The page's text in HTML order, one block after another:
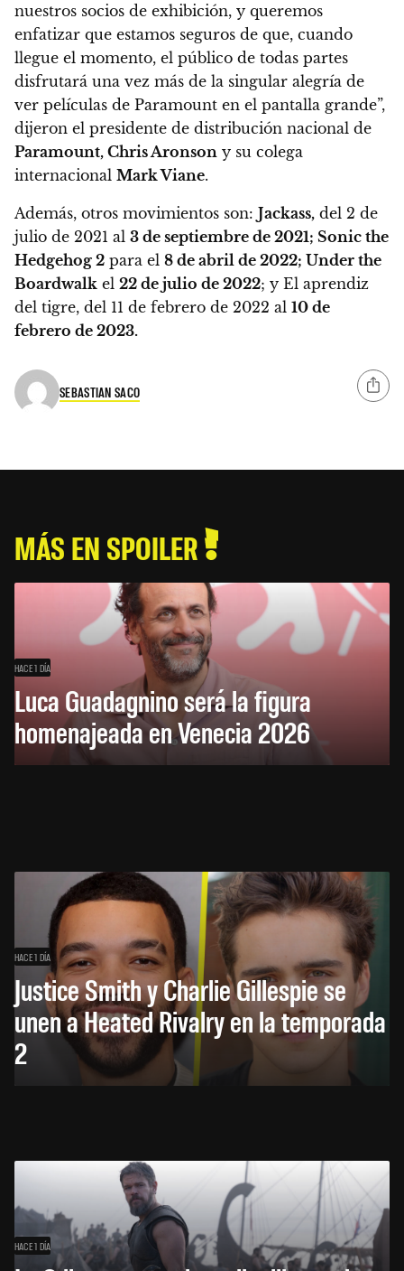
nuestros socios de exhibición, y queremos
enfatizar que estamos seguros de que, cuando
llegue el momento, el público de todas partes
disfrutará una vez más de la singular alegría de
ver películas de Paramount en el pantalla grande”,
dijeron el presidente de distribución nacional de
Paramount, Chris Aronson y su colega
internacional Mark Viane.
Además, otros movimientos son: Jackass, del 2 de
julio de 2021 al 3 de septiembre de 2021; Sonic the
Hedgehog 2 para el 8 de abril de 2022; Under the
Boardwalk el 22 de julio de 2022; y El aprendiz
del tigre, del 11 de febrero de 2022 al 10 de
febrero de 2023.
SEBASTIAN SACO
MÁS EN SPOILER
HACE 1 DÍA
Luca Guadagnino será la figura
homenajeada en Venecia 2026
HACE 1 DÍA
Justice Smith y Charlie Gillespie se
unen a Heated Rivalry en la temporada
2
HACE 1 DÍA